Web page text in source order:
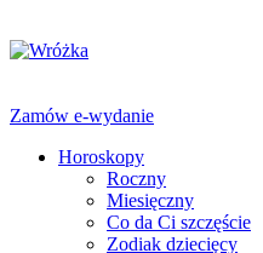
Zamów e-wydanie
Horoskopy
Roczny
Miesięczny
Co da Ci szczęście
Zodiak dziecięcy